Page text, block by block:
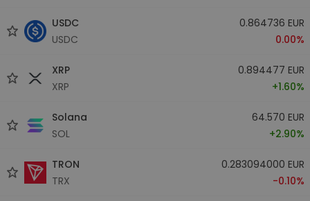
USDC
USDC
0.864736 EUR
0.00%
XRP
XRP
0.894477 EUR
+1.60%
Solana
SOL
64.570 EUR
+2.90%
TRON
TRX
0.283094000 EUR
-0.10%